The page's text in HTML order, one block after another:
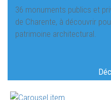
36 monuments publics et
de Charente, à découvrir
patrimoine architectural.